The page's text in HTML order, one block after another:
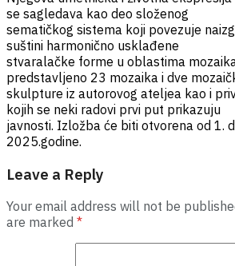
se sagledava kao deo složenog
sematičkog sistema koji povezuje
suštini harmonično usklađene
stvaralačke forme u oblastima
predstavljeno 23 mozaika i dve
skulpture iz autorovog ateljea kao i
kojih se neki radovi prvi put prikazuju
javnosti. Izložba će biti otvorena od 1.
2025.godine.
Leave a Reply
Your email address will not be
are marked *